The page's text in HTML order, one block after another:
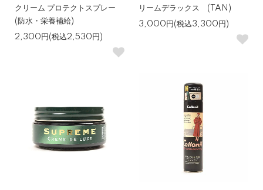
クリーム プロテクトスプレー
(防水・栄養補給)
2,300円(税込2,530円)
リームデラックス (TAN)
3,000円(税込3,300円)